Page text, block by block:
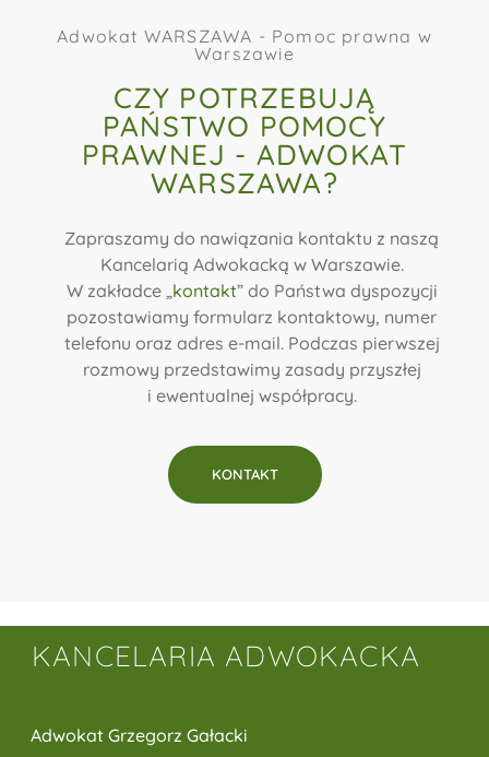
Adwokat WARSZAWA - Pomoc prawna w
Warszawie
CZY POTRZEBUJĄ
PAŃSTWO POMOCY
PRAWNEJ - ADWOKAT
WARSZAWA?
Zapraszamy do nawiązania kontaktu z naszą
Kancelarią Adwokacką w Warszawie.
W zakładce „kontakt” do Państwa dyspozycji
pozostawiamy formularz kontaktowy, numer
telefonu oraz adres e-mail. Podczas pierwszej
rozmowy przedstawimy zasady przyszłej
i ewentualnej współpracy.
KONTAKT
KANCELARIA ADWOKACKA
Adwokat Grzegorz Gałacki